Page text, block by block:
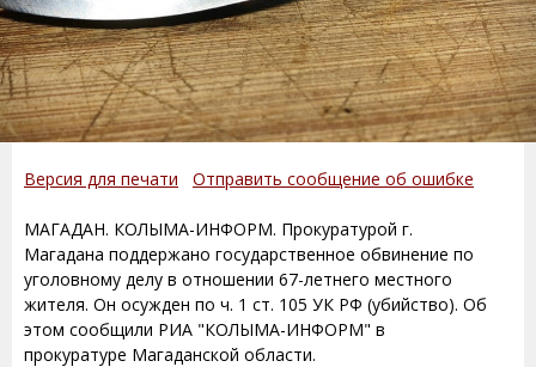
Версия для печати Отправить сообщение об ошибке
МАГАДАН. КОЛЫМА-ИНФОРМ. Прокуратурой г.
Магадана поддержано государственное обвинение по
уголовному делу в отношении 67-летнего местного
жителя. Он осужден по ч. 1 ст. 105 УК РФ (убийство). Об
этом сообщили РИА "КОЛЫМА-ИНФОРМ" в
прокуратуре Магаданской области.